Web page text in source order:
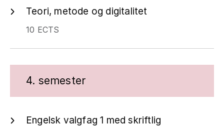
Teori, metode og digitalitet
10 ECTS
4. semester
Engelsk valgfag 1 med skriftlig